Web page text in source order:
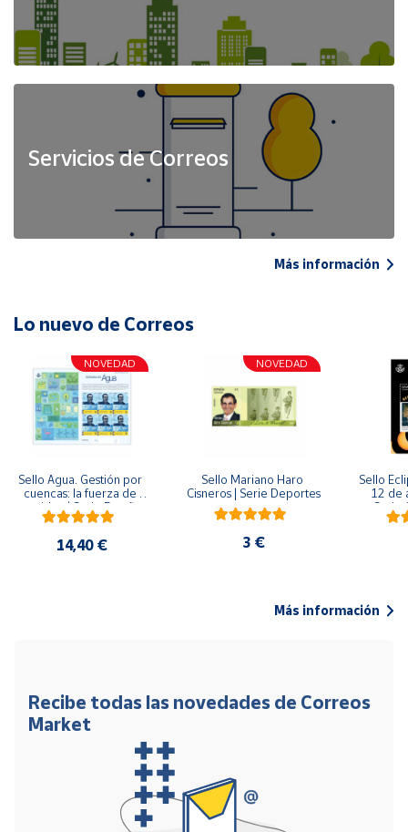
Servicios de Correos
Más información
Lo nuevo de Correos
NOVEDAD
Sello Agua. Gestión por
cuencas: la fuerza de
una idea.| Serie España
ES| Pliego Premium
14,40 €
NOVEDAD
Sello Mariano Haro
Cisneros | Serie Deportes
3 €
Sello
12 de
Serie
Más información
Recibe todas las novedades de Correos
Market